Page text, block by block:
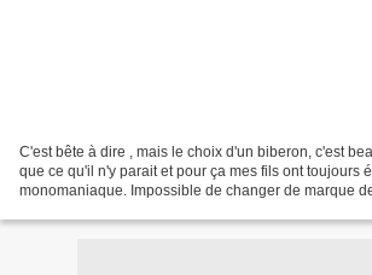
C'est bête à dire , mais le choix d'un biberon, c'est
que ce qu'il n'y parait et pour ça mes fils ont toujours
monomaniaque. Impossible de changer de marque